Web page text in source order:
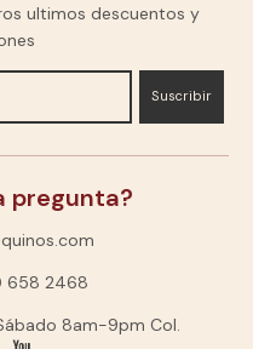
ultimos descuentos y
Suscribir
pregunta?
658 2468
8am-9pm Col.